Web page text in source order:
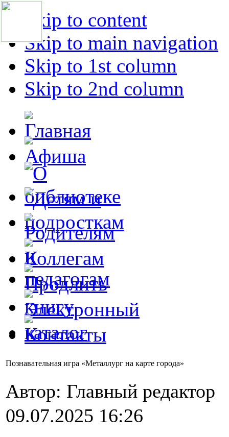
Skip to content
Skip to main navigation
Skip to 1st column
Skip to 2nd column
Познавательная игра «Металлург на карте города»
Автор: Главный редактор
09.07.2025 16:26